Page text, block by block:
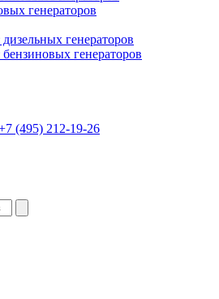
генераторов
генераторов
генераторов
(495) 212-19-26